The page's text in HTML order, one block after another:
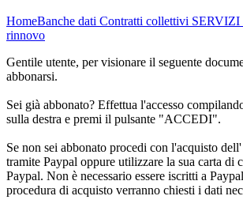
HomeBanche dati Contratti collettivi SERVIZI
rinnovo
Gentile utente, per visionare il seguente
abbonarsi.
Sei già abbonato? Effettua l'accesso
sulla destra e premi il pulsante "ACCEDI".
Se non sei abbonato procedi con l'acquisto
tramite Paypal oppure utilizzare la sua carta di
Paypal. Non è necessario essere iscritti a
procedura di acquisto verranno chiesti i dati